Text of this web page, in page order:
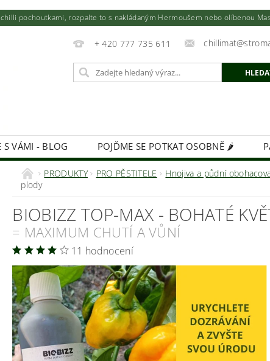
chilli pochoutkami, rozpalte to s nakládaným Hermoušem nebo olíbenou
+ 420 777 735 611
S VÁMI - BLOG POJĎME SE POTKAT OSOBNĚ 🌶️
NÁM KIMCHI - VÝŽIVNÁ BOMBA! FIREMNÍ
PRODUKTY PRO PĚSTITELE Hnojiva a půdní
plody
BIOBIZZ TOP-MAX - BOHATÉ
= MAXIMUM CHUTÍ A VŮNÍ
11 hodnocení